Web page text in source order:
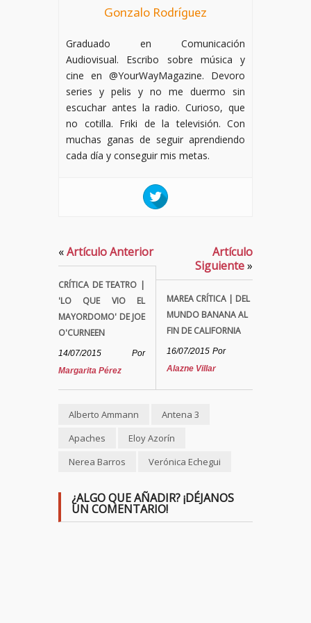
Gonzalo Rodríguez
Graduado en Comunicación
Audiovisual. Escribo sobre música y
cine en @YourWayMagazine. Devoro
series y pelis y no me duermo sin
escuchar antes la radio. Curioso, que
no cotilla. Friki de la televisión. Con
muchas ganas de seguir aprendiendo
cada día y conseguir mis metas.
«Artículo Anterior
CRÍTICA DE TEATRO |
'LO QUE VIO EL
MAYORDOMO' DE JOE
O'CURNEEN
14/07/2015
Por
Margarita Pérez
Artículo
Siguiente»
MAREA CRÍTICA | DEL
MUNDO BANANA AL
FIN DE CALIFORNIA
16/07/2015 Por
Alazne Villar
Alberto Ammann
Antena 3
Apaches
Eloy Azorín
Nerea Barros
Verónica Echegui
¿ALGO QUE AÑADIR? ¡DÉJANOS
UN COMENTARIO!